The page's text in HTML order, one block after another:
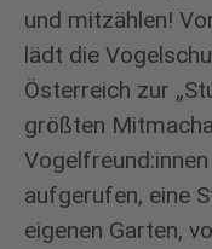
und mitzählen!
lädt die
Österreich zur
größten
aufgerufen, eine
eigenen Garten,